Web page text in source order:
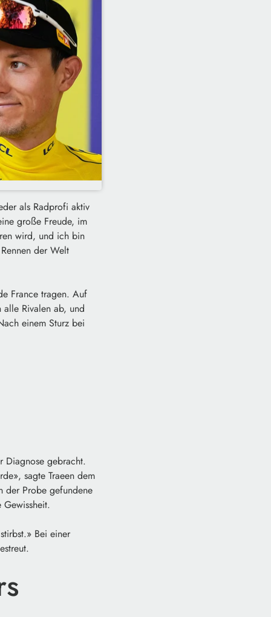
als Radprofi aktiv
große Freude, im
wird, und ich bin
der Welt
France tragen. Auf
alle Rivalen ab, und
einem Sturz bei
gebracht.
sagte Traeen dem
der Probe gefundene
Bei einer